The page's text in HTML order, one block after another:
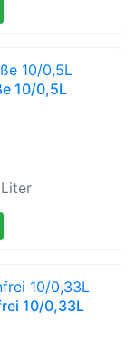
10/0,5L
10/0,33L